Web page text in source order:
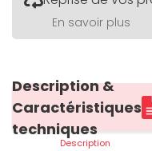
En savoir plus
Description &
Caractéristiques
techniques
Description